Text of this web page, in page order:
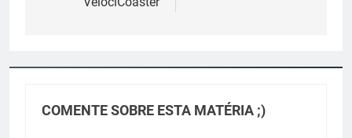
COMENTE SOBRE ESTA MATÉRIA ;)